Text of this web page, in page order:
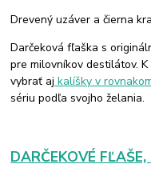
Drevený uzáver a čierna
Darčeková fľaška s
pre milovníkov destilátov.
vybrať aj kalíšky v
sériu podľa svojho želania.
DARČEKOVÉ